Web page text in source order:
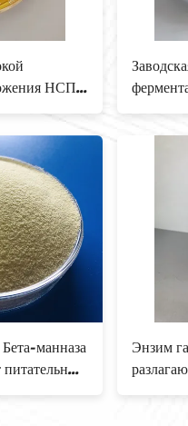
НСП и
манназа
Энзим
желтый